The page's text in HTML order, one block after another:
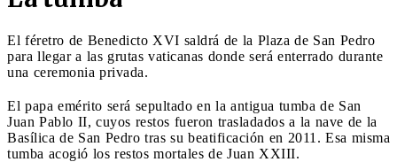
El féretro de Benedicto XVI saldrá de la Plaza de San Pedro
para llegar a las grutas vaticanas donde será enterrado durante
una ceremonia privada.
El papa emérito será sepultado en la antigua tumba de San
Juan Pablo II, cuyos restos fueron trasladados a la nave de la
Basílica de San Pedro tras su beatificación en 2011. Esa misma
tumba acogió los restos mortales de Juan XXIII.